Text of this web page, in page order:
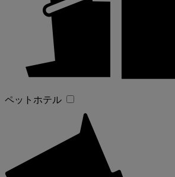
ペットホテル